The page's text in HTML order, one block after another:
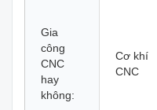
Gia
công
CNC
hay
không:
Cơ khí
CNC